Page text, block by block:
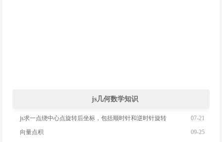
js几何数学知识
js求一点绕中心点旋转后坐标，包括顺时针和逆时针旋转 07-21
向量点积 09-25